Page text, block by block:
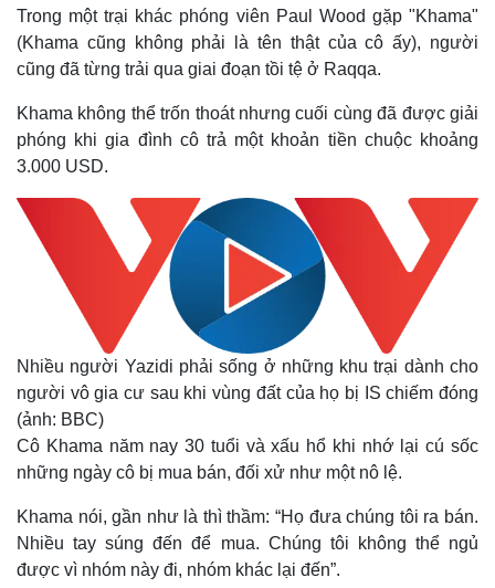
Bất động sản
Khởi nghiệp
Giá vàng
Tiêu dùng
Tỷ giá
Chứng khoán
Giá cà phê
Trong một trại khác phóng viên Paul Wood gặp "Khama"
(Khama cũng không phải là tên thật của cô ấy), người
cũng đã từng trải qua giai đoạn tồi tệ ở Raqqa.
Khama không thể trốn thoát nhưng cuối cùng đã được giải
phóng khi gia đình cô trả một khoản tiền chuộc khoảng
3.000 USD.
Nhiều người Yazidi phải sống ở những khu trại dành cho
người vô gia cư sau khi vùng đất của họ bị IS chiếm đóng
(ảnh: BBC)
Cô Khama năm nay 30 tuổi và xấu hổ khi nhớ lại cú sốc
những ngày cô bị mua bán, đối xử như một nô lệ.
Khama nói, gần như là thì thầm: “Họ đưa chúng tôi ra bán.
Nhiều tay súng đến để mua. Chúng tôi không thể ngủ
được vì nhóm này đi, nhóm khác lại đến”.